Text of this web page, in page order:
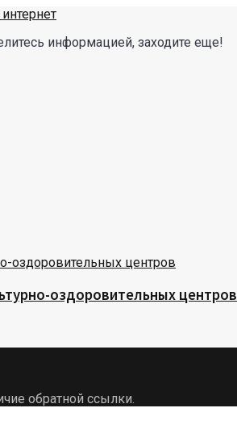
информацией, заходите еще!
оздоровительных центров
обратной ссылки.